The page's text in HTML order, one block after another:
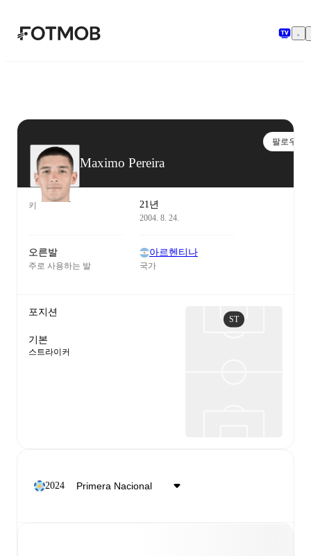
본문으로 건너뛰기
Maximo Pereira
팔로우
키 21년
2004. 8. 24.
오른발
주로 사용하는 발
아르헨티나
국가
포지션
기본
스트라이커
ST
2024